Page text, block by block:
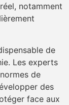
notamment
de
Les experts
de
des
face aux